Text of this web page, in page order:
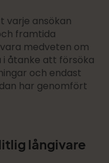
varje ansökan
framtida
medveten om
i åtanke att försöka
och endast
har genomfört
långivare